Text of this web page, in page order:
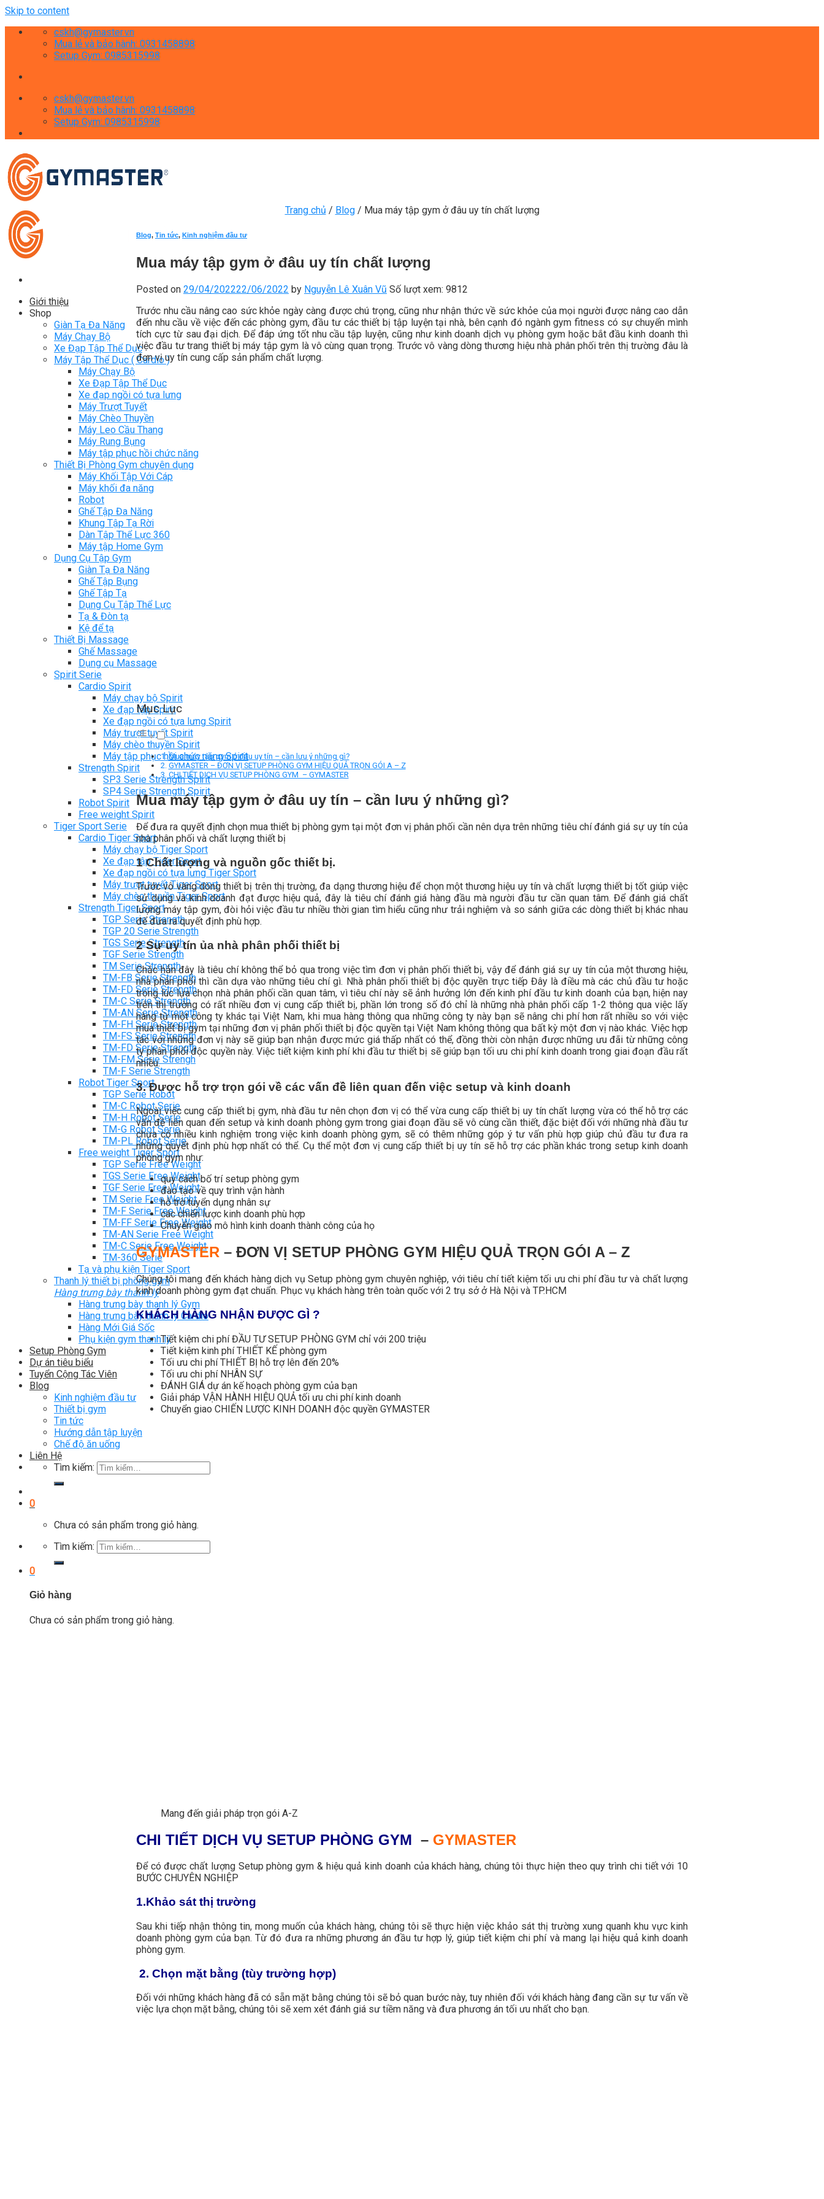
Skip to content
cskh@gymaster.vn
Mua lẻ và bảo hành: 0931458898
Setup Gym: 0985315998
cskh@gymaster.vn
Mua lẻ và bảo hành: 0931458898
Setup Gym: 0985315998
Giới thiệu
Shop
Giàn Tạ Đa Năng
Máy Chạy Bộ
Xe Đạp Tập Thể Dục
Máy Tập Thể Dục ( Cardio )
Máy Chạy Bộ
Xe Đạp Tập Thể Dục
Xe đạp ngồi có tựa lưng
Máy Trượt Tuyết
Máy Chèo Thuyền
Máy Leo Cầu Thang
Máy Rung Bụng
Máy tập phục hồi chức năng
Thiết Bị Phòng Gym chuyên dụng
Máy Khối Tập Với Cáp
Máy khối đa năng
Robot
Ghế Tập Đa Năng
Khung Tập Tạ Rời
Dàn Tập Thể Lực 360
Máy tập Home Gym
Dụng Cụ Tập Gym
Giàn Tạ Đa Năng
Ghế Tập Bụng
Ghế Tập Tạ
Dụng Cụ Tập Thể Lực
Tạ & Đòn tạ
Kệ để tạ
Thiết Bị Massage
Ghế Massage
Dụng cụ Massage
Spirit Serie
Cardio Spirit
Máy chạy bộ Spirit
Xe đạp tập Spirit
Xe đạp ngồi có tựa lưng Spirit
Máy trượt tuyết Spirit
Máy chèo thuyền Spirit
Máy tập phục hồi chức năng Spirit
Strength Spirit
SP3 Serie Strength Spirit
SP4 Serie Strength Spirit
Robot Spirit
Free weight Spirit
Tiger Sport Serie
Cardio Tiger Sport
Máy chạy bộ Tiger Sport
Xe đạp tập Tiger Sport
Xe đạp ngồi có tựa lưng Tiger Sport
Máy trượt tuyết Tiger Sport
Máy chèo thuyền Tiger Sport
Strength Tiger Sport
TGP Serie Strength
TGP 20 Serie Strength
TGS Serie Strength
TGF Serie Strength
TM Serie Strength
TM-FB Serie Strength
TM-FD Serie Strength
TM-C Serie Strength
TM-AN Serie Strength
TM-FH Serie Strength
TM-FS Serie Strength
TM-FD Serie Strength
TM-FM Serie Strengh
TM-F Serie Strength
Robot Tiger Sport
TGP Serie Robot
TM-C Robot Serie
TM-H Robot Serie
TM-G Robot Serie
TM-PL Robot Serie
Free weight Tiger Sport
TGP Serie Free Weight
TGS Serie Free Weight
TGF Serie Free Weight
TM Serie Free Weight
TM-F Serie Free Weight
TM-FF Serie Free Weight
TM-AN Serie Free Weight
TM-C Serie Free Weight
TM-360 Serie
Tạ và phụ kiện Tiger Sport
Thanh lý thiết bị phòng gym
Hàng trưng bày thanh lý
Hàng trưng bày thanh lý Gym
Hàng trưng bày thanh lý Cardio
Hàng Mới Giá Sốc
Phụ kiện gym thanh lý
Setup Phòng Gym
Dự án tiêu biểu
Tuyển Cộng Tác Viên
Blog
Kinh nghiệm đầu tư
Thiết bị gym
Tin tức
Hướng dẫn tập luyện
Chế độ ăn uống
Liên Hệ
Tìm kiếm:
0
Chưa có sản phẩm trong giỏ hàng.
Tìm kiếm:
0
Giỏ hàng
Chưa có sản phẩm trong giỏ hàng.
Trang chủ / Blog / Mua máy tập gym ở đâu uy tín chất lượng
Blog, Tin tức, Kinh nghiệm đầu tư
Mua máy tập gym ở đâu uy tín chất lượng
Posted on 29/04/202222/06/2022 by Nguyễn Lê Xuân Vũ Số lượt xem: 9812
Trước nhu cầu nâng cao sức khỏe ngày càng được chú trọng, cũng như nhận thức về sức khỏe của mọi người được nâng cao dẫn
đến nhu cầu về việc đến các phòng gym, đầu tư các thiết bị tập luyện tại nhà, bên cạnh đó ngành gym fitness có sự chuyển mình
tích cực từ sau đại dịch. Để đáp ứng tốt nhu cầu tập luyện, cũng như kinh doanh dịch vụ phòng gym hoặc bắt đầu kinh doanh thì
việc đầu tư trang thiết bị máy tập gym là vô cùng quan trọng. Trước vô vàng dòng thương hiệu nhà phân phối trên thị trường đâu là
đơn vị uy tín cung cấp sản phẩm chất lượng.
Mục Lục
Mua máy tập gym ở đâu uy tín – cần lưu ý những gì?
GYMASTER – ĐƠN VỊ SETUP PHÒNG GYM HIỆU QUẢ TRỌN GÓI A – Z
CHI TIẾT DỊCH VỤ SETUP PHÒNG GYM – GYMASTER
Mua máy tập gym ở đâu uy tín – cần lưu ý những gì?
Để đưa ra quyết định chọn mua thiết bị phòng gym tại một đơn vị phân phối cần nên dựa trên những tiêu chí đánh giá sự uy tín của
nhà phân phối và chất lượng thiết bị
1 Chất lượng và nguồn gốc thiết bị.
Trước vô vàng dòng thiết bị trên thị trường, đa dạng thương hiệu để chọn một thương hiệu uy tín và chất lượng thiết bị tốt giúp việc
sử dụng và kinh doanh đạt được hiệu quả, đây là tiêu chí đánh giá hàng đầu mà người đầu tư cần quan tâm. Để đánh giá chất
lượng máy tập gym, đòi hỏi việc đầu tư nhiều thời gian tìm hiểu cũng như trải nghiệm và so sánh giữa các dòng thiết bị khác nhau
để đưa ra quyết định phù hợp.
2 Sự uy tín ủa nhà phân phối thiết bị
Chắc hẳn đây là tiêu chí không thể bỏ qua trong việc tìm đơn vị phân phối thiết bị, vậy để đánh giá sự uy tín của một thương hiệu,
nhà phân phối thì cần dựa vào những tiêu chí gì. Nhà phân phối thiết bị độc quyền trực tiếp Đây là điều mà các chủ đầu tư hoặc
trong lúc lựa chọn nhà phân phối cần quan tâm, vì tiêu chí này sẽ ảnh hưởng lớn đến kinh phí đầu tư kinh doanh của bạn, hiện nay
trên thị trường có rất nhiều đơn vị cung cấp thiết bị, phần lớn trong số đó chỉ là những nhà phân phối cấp 1-2 thông qua việc lấy
hàng từ một công ty khác tại Việt Nam, khi mua hàng thông qua những công ty này bạn sẽ nâng chi phí hơn rất nhiều so với việc
mua thiết bị gym tại những đơn vị phân phối thiết bị độc quyền tại Việt Nam không thông qua bất kỳ một đơn vị nào khác. Việc hợp
tác với những đơn vị này sẽ giúp bạn nhận được mức giá thấp nhất có thể, đồng thời còn nhận được những ưu đãi từ những công
ty phân phối độc quyền này. Việc tiết kiệm kinh phí khi đầu tư thiết bị sẽ giúp bạn tối ưu chi phí kinh doanh trong giai đoạn đầu rất
nhiều.
3. Được hỗ trợ trọn gói về các vấn đề liên quan đến việc setup và kinh doanh
Ngoài việc cung cấp thiết bị gym, nhà đầu tư nên chọn đơn vị có thể vừa cung cấp thiết bị uy tín chất lượng vừa có thể hỗ trợ các
vấn đề liên quan đến setup và kinh doanh phòng gym trong giai đoạn đầu sẽ vô cùng cần thiết, đặc biệt đối với những nhà đầu tư
chưa có nhiều kinh nghiệm trong việc kinh doanh phòng gym, sẽ có thêm những góp ý tư vấn phù hợp giúp chủ đầu tư đưa ra
những quyết định phù hợp nhất có thể. Cụ thể một đơn vị cung cấp thiết bị uy tín sẽ hỗ trợ các phần khác trong setup kinh doanh
phòng gym như:
quy cách bố trí setup phòng gym
đào tạo về quy trình vận hành
hỗ trờ tuyển dụng nhân sự
các chiến lược kinh doanh phù hợp
Chuyển giao mô hình kinh doanh thành công của họ
GYMASTER – ĐƠN VỊ SETUP PHÒNG GYM HIỆU QUẢ TRỌN GÓI A – Z
Chúng tôi mang đến khách hàng dịch vụ Setup phòng gym chuyên nghiệp, với tiêu chí tiết kiệm tối ưu chi phí đầu tư và chất lượng
kinh doanh phòng gym đạt chuẩn. Phục vụ khách hàng trên toàn quốc với 2 trụ sở ở Hà Nội và TP.HCM
KHÁCH HÀNG NHẬN ĐƯỢC GÌ ?
Tiết kiệm chi phí ĐẦU TƯ SETUP PHÒNG GYM chỉ với 200 triệu
Tiết kiệm kinh phí THIẾT KẾ phòng gym
Tối ưu chi phí THIẾT BỊ hỗ trợ lên đến 20%
Tối ưu chi phí NHÂN SỰ
ĐÁNH GIÁ dự án kế hoạch phòng gym của bạn
Giải pháp VẬN HÀNH HIỆU QUẢ tối ưu chi phí kinh doanh
Chuyển giao CHIẾN LƯỢC KINH DOANH độc quyền GYMASTER
Mang đến giải pháp trọn gói A-Z
CHI TIẾT DỊCH VỤ SETUP PHÒNG GYM – GYMASTER
Để có được chất lượng Setup phòng gym & hiệu quả kinh doanh của khách hàng, chúng tôi thực hiện theo quy trình chi tiết với 10
BƯỚC CHUYÊN NGHIỆP
1.Khảo sát thị trường
Sau khi tiếp nhận thông tin, mong muốn của khách hàng, chúng tôi sẽ thực hiện việc khảo sát thị trường xung quanh khu vực kinh
doanh phòng gym của bạn. Từ đó đưa ra những phương án đầu tư hợp lý, giúp tiết kiệm chi phí và mang lại hiệu quả kinh doanh
phòng gym.
2. Chọn mặt bằng (tùy trường hợp)
Đối với những khách hàng đã có sẵn mặt bằng chúng tôi sẽ bỏ quan bước này, tuy nhiên đối với khách hàng đang cần sự tư vấn về
việc lựa chọn mặt bằng, chúng tôi sẽ xem xét đánh giá sư tiềm năng và đưa phương án tối ưu nhất cho bạn.